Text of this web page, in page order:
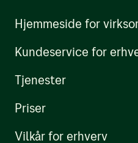
Hjemmeside for
Kundeservice for
Tjenester
Priser
Vilkår for erhverv